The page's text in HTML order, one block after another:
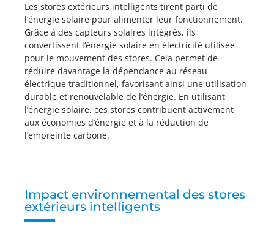
Les stores extérieurs intelligents tirent parti de
l’énergie solaire pour alimenter leur fonctionnement.
Grâce à des capteurs solaires intégrés, ils
convertissent l’énergie solaire en électricité utilisée
pour le mouvement des stores. Cela permet de
réduire davantage la dépendance au réseau
électrique traditionnel, favorisant ainsi une utilisation
durable et renouvelable de l’énergie. En utilisant
l’énergie solaire, ces stores contribuent activement
aux économies d’énergie et à la réduction de
l’empreinte carbone.
Impact environnemental des stores
extérieurs intelligents